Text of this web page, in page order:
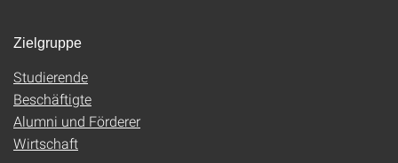
Zielgruppe
Studierende
Beschäftigte
Alumni und Förderer
Wirtschaft